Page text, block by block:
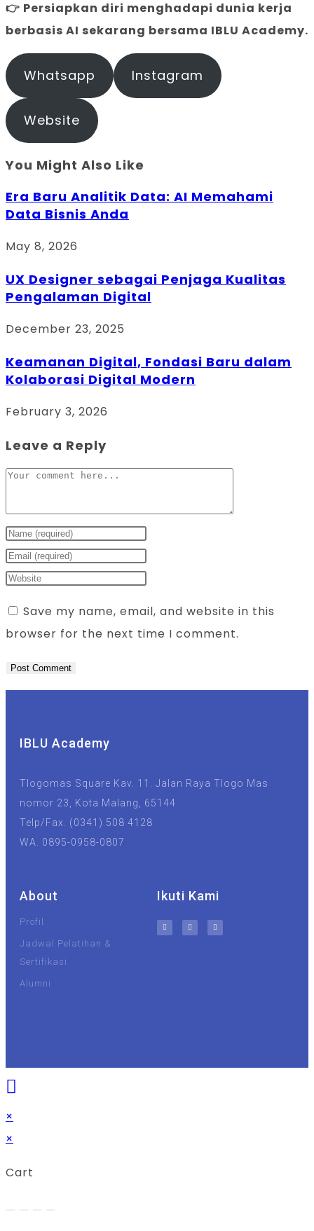
👉 Persiapkan diri menghadapi dunia kerja
berbasis AI sekarang bersama IBLU Academy.
Whatsapp Instagram
Website
You Might Also Like
Era Baru Analitik Data: AI Memahami
Data Bisnis Anda
May 8, 2026
UX Designer sebagai Penjaga Kualitas
Pengalaman Digital
December 23, 2025
Keamanan Digital, Fondasi Baru dalam
Kolaborasi Digital Modern
February 3, 2026
Leave a Reply
Save my name, email, and website in this
browser for the next time I comment.
IBLU Academy
Tlogomas Square Kav. 11. Jalan Raya Tlogo Mas
nomor 23, Kota Malang, 65144
Telp/Fax. (0341) 508 4128
WA. 0895-0958-0807
About
Profil
Jadwal Pelatihan &
Sertifikasi
Alumni
Ikuti Kami
×
×
Cart